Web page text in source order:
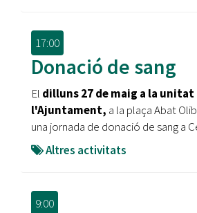
17:00
Donació de sang
El dilluns 27 de maig a la
l'Ajuntament, a la plaça Abat
una jornada de donació de sang a
Altres activitats
9:00